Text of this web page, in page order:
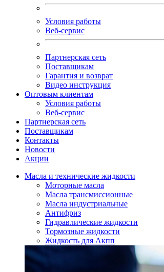
Условия работы
Веб-сервис
Партнерская сеть
Поставщикам
Гарантия и возврат
Видео инструкция
Оптовым клиентам
Условия работы
Веб-сервис
Партнерская сеть
Поставщикам
Контакты
Новости
Акции
Масла и технические жидкости
Моторные масла
Масла трансмиссионные
Масла индустриальные
Антифриз
Гидравлические жидкости
Тормозные жидкости
Жидкость для Акпп